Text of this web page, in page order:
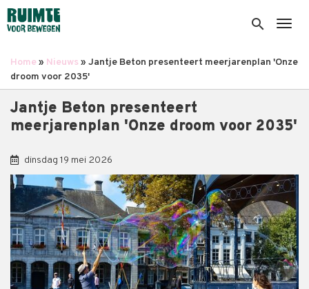
Overslaan
en
inhoud
gaan
search
Kruimelpad
Home Nieuws
Jantje Beton presenteert meerjarenplan 'Onze
droom voor 2035'
Jantje Beton presenteert
meerjarenplan 'Onze droom voor 2035'
dinsdag 19 mei 2026